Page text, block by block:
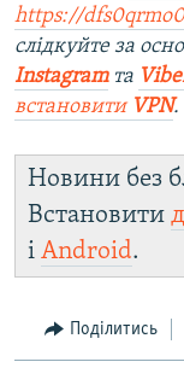
https://
слідкуйте за
Instagramта
встановити VPN.
Новини без
Встановити
і Android.
Поділитись